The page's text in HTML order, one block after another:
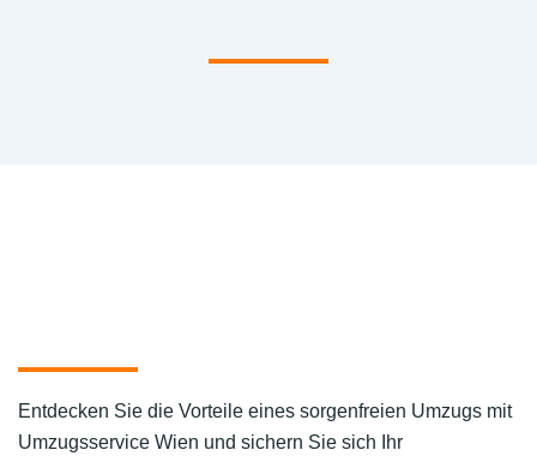
Entdecken Sie die Vorteile eines sorgenfreien Umzugs mit
Umzugsservice Wien und sichern Sie sich Ihr